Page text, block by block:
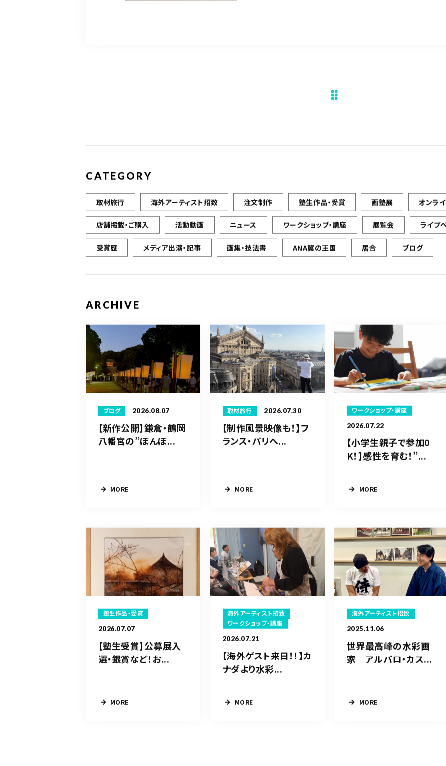
CATEGORY
取材旅行 海外アーティスト招致 注文制作 塾生作品・受賞 画塾展 オンラ
店舗掲載・ご購入 活動動画 ニュース ワークショップ・講座 展覧会 ライブ
受賞歴 メディア出演・記事 画集・技法書 ANA翼の王国 居合 ブログ
ARCHIVE
ブログ 2026.08.07
【新作公開】鎌倉・鶴岡
八幡宮の”ぼんぼ...
MORE
取材旅行 2026.07.30
【制作風景映像も！】フ
ランス・パリへ...
MORE
ワークショップ・講座
2026.07.22
【小学生親子で参加0
K！】感性を育む！”...
MORE
塾生作品・受賞
2026.07.07
【塾生受賞】公募展入
選・銀賞など！お...
MORE
海外アーティスト招致
ワークショップ・講座
2026.07.21
【海外ゲスト来日！！】カ
ナダより水彩...
MORE
海外アーティスト招致
2025.11.06
世界最高峰の水彩画
家 アルバロ・カス...
MORE